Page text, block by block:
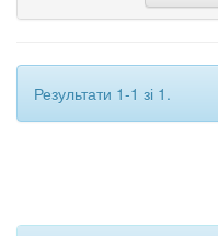
Результати 1-1 зі 1.